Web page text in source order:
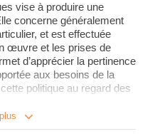
vise à produire une
concerne généralement
et est effectuée
œuvre et les prises de
d’apprécier la pertinence
aux besoins de la
politique au regard des
dès la conception d’une